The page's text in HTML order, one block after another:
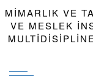
MIMARLIK VE
VE MESLEK